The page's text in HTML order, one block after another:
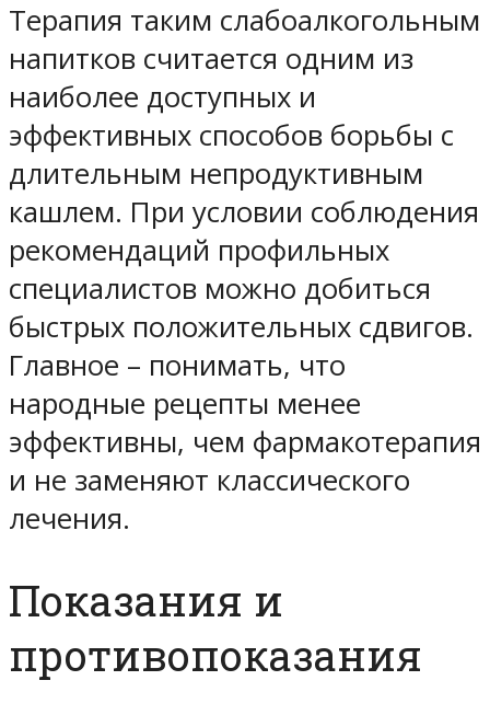
Терапия таким слабоалкогольным
напитков считается одним из
наиболее доступных и
эффективных способов борьбы с
длительным непродуктивным
кашлем. При условии соблюдения
рекомендаций профильных
специалистов можно добиться
быстрых положительных сдвигов.
Главное – понимать, что
народные рецепты менее
эффективны, чем фармакотерапия
и не заменяют классического
лечения.
Показания и
противопоказания